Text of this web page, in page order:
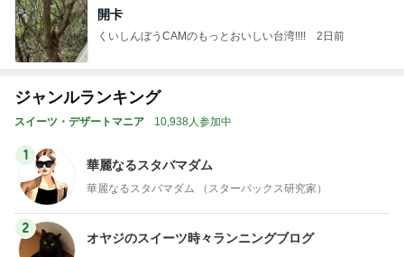
開卡
くいしんぼうCAMのもっとおいしい台湾!!!! 2日前
ジャンルランキング
スイーツ・デザートマニア 10,938人参加中
1
華麗なるスタバマダム
華麗なるスタバマダム （スターバックス研究家）
2
オヤジのスイーツ時々ランニングブログ